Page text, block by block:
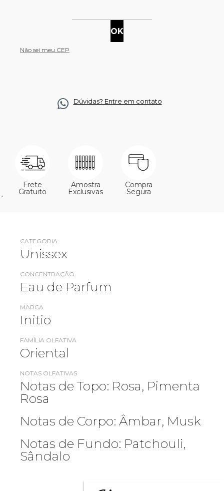
Não sei meu CEP
Dúvidas? Entre em contato
Frete
Gratuito
Amostra
Exclusivas
Compra
Segura
´
CATEGORIA
Unissex
CONCENTRAÇÃO
Eau de Parfum
MARCA
Initio
FAMÍLIA OLFATIVA
Oriental
NOTAS OLFATIVAS
Notas de Topo: Rosa, Pimenta
Rosa
Notas de Corpo: Âmbar, Musk
Notas de Fundo: Patchouli,
Sândalo